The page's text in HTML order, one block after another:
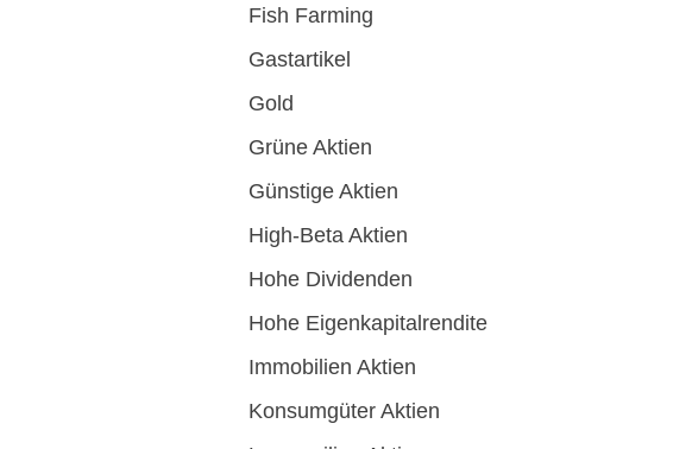
Fish Farming
Gastartikel
Gold
Grüne Aktien
Günstige Aktien
High-Beta Aktien
Hohe Dividenden
Hohe Eigenkapitalrendite
Immobilien Aktien
Konsumgüter Aktien